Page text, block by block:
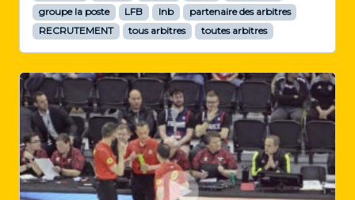
groupe la poste
LFB lnb
partenaire des arbitres
RECRUTEMENT
tous arbitres toutes arbitres